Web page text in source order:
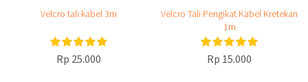
Velcro tali kabel 3m
Rp 25.000
Velcro Tali Pengikat Kabel Kretekan
1m
Rp 15.000